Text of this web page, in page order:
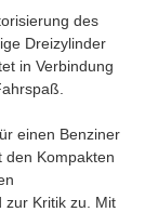
des
Dreizylinder
in Verbindung
einen Benziner
den Kompakten
zur Kritik zu. Mit